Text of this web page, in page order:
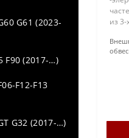
G61 (2023-
F90 (2017-…)
F12-F13
G32 (2017-…)
из